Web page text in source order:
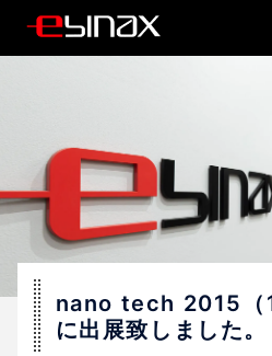
キ
プ
nano tech 2015（
に出展致しました。